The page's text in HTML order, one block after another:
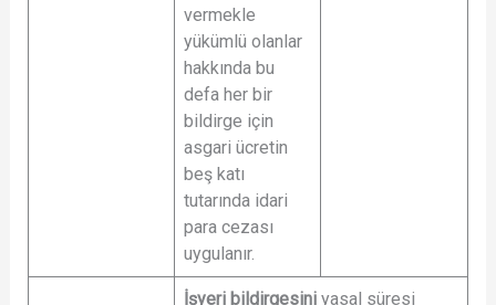
vermekle
yükümlü olanlar
hakkında bu
defa her bir
bildirge için
asgari ücretin
beş katı
tutarında idari
para cezası
uygulanır.
İşyeri bildirgesiniyasal süresi